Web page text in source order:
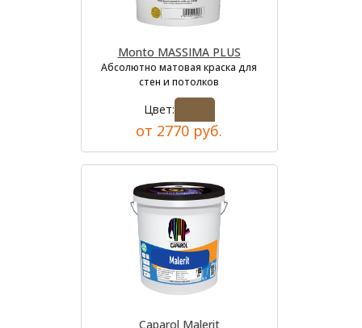
Monto MASSIMA PLUS
Абсолютно матовая краска для
стен и потолков
Цвет:
от 2770 руб.
Caparol Malerit